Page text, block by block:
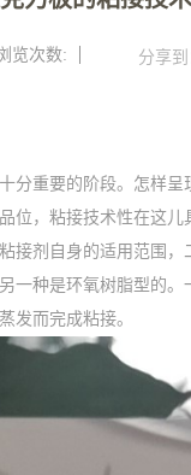
览次数:
分重要的阶段。怎样
，粘接技术性在这儿
接剂自身的适用范围
一种是环氧树脂型的
发而完成粘接。
分享到